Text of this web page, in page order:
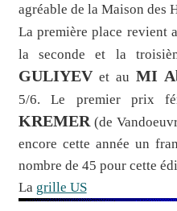
agréable de la Maison des
La première place revient
la seconde et la
GULIYEVet auMI
5/6. Le premier prix
KREMER(de
encore cette année un
nombre de 45 pour cette
La grille US